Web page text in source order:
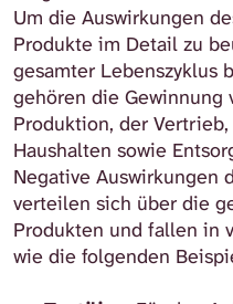
Um die Auswirkungen
Produkte im Detail zu
gesamter Lebenszyklus
gehören die Gewinnung
Produktion, der
Haushalten sowie
Negative Auswirkungen
verteilen sich über die
Produkten und fallen in
wie die folgenden